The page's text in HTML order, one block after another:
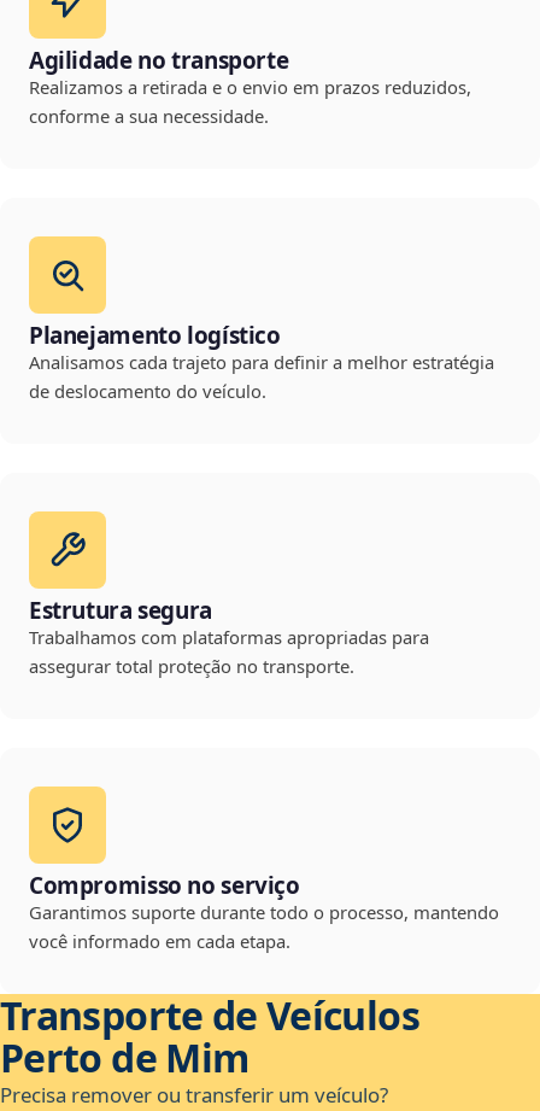
Agilidade no transporte
Realizamos a retirada e o envio em prazos reduzidos,
conforme a sua necessidade.
Planejamento logístico
Analisamos cada trajeto para definir a melhor estratégia
de deslocamento do veículo.
Estrutura segura
Trabalhamos com plataformas apropriadas para
assegurar total proteção no transporte.
Compromisso no serviço
Garantimos suporte durante todo o processo, mantendo
você informado em cada etapa.
Transporte de Veículos
Perto de Mim
Precisa remover ou transferir um veículo?